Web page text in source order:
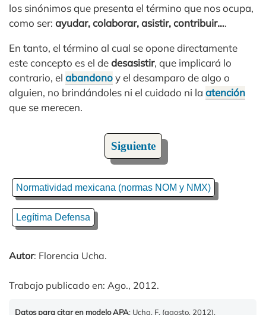
los sinónimos que presenta el término que nos ocupa,
como ser: ayudar, colaborar, asistir, contribuir….
En tanto, el término al cual se opone directamente
este concepto es el dedesasistir, que implicará lo
contrario, el abandonoy el desamparo de algo o
alguien, no brindándoles ni el cuidado ni la atención
que se merecen.
Siguiente
Normatividad mexicana (normas NOM y NMX)
Legítima Defensa
Autor: Florencia Ucha.
Trabajo publicado en: Ago., 2012.
Datos para citar en modelo APA: Ucha, F. (agosto, 2012).